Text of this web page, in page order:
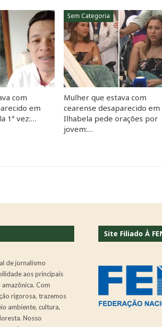
com
em
1ª vez:…
Sem Categoria
Mulher que estava com
cearense desaparecido em
Ilhabela pede orações por
jovem:…
de jornalismo
aos principais
Com
rigorosa, trazemos
ambiente, cultura,
Nosso
Site Filiado À